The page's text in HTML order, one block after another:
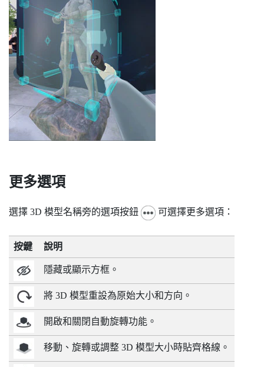
更多選項
選擇 3D 模型名稱旁的選項按鈕 可選擇更多選項：
按鍵 說明
隱藏或顯示方框。
將 3D 模型重設為原始大小和方向。
開啟和關閉自動旋轉功能。
移動、旋轉或調整 3D 模型大小時貼齊格線。